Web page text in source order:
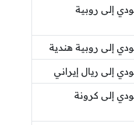
إلى روبية
إلى روبية هندية
إلى ريال إيراني
إلى كرونة